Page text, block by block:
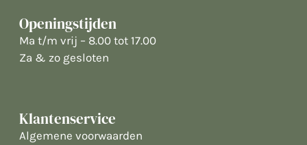
Openingstijden
Ma t/m vrij – 8.00 tot 17.00
Za & zo gesloten
Klantenservice
Algemene voorwaarden